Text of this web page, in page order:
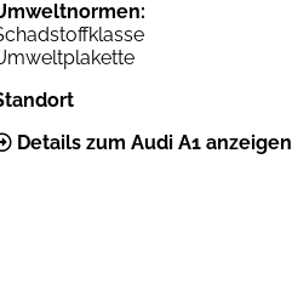
Details zum Audi A1 anzeigen